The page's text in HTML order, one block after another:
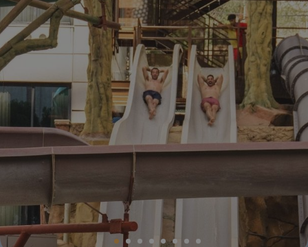
BC Music Resort™
(Recommended for Adults)
Magic Atrium Plaza
OROPESA DEL MAR
Pontiana Thalasso Hotel
Magic Sports Hotel
Magic Games Hotel
Magic Fantasy Hotel
Magic Inn Hotel
Apartamentos Magic World
Hotel Vila-real Marina Azul
Calendario de apertura y cierres